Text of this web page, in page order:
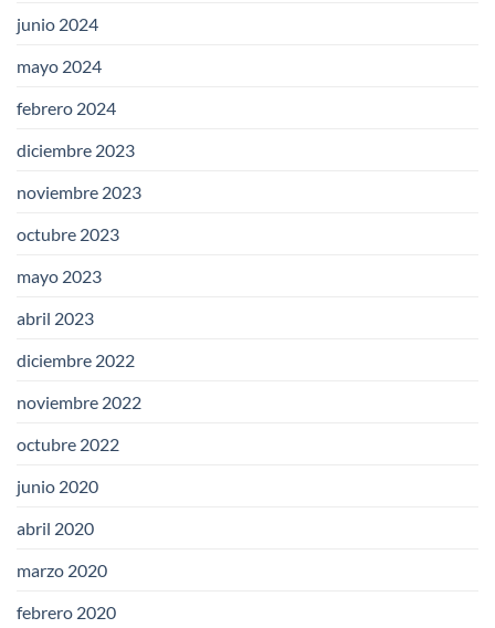
junio 2024
mayo 2024
febrero 2024
diciembre 2023
noviembre 2023
octubre 2023
mayo 2023
abril 2023
diciembre 2022
noviembre 2022
octubre 2022
junio 2020
abril 2020
marzo 2020
febrero 2020